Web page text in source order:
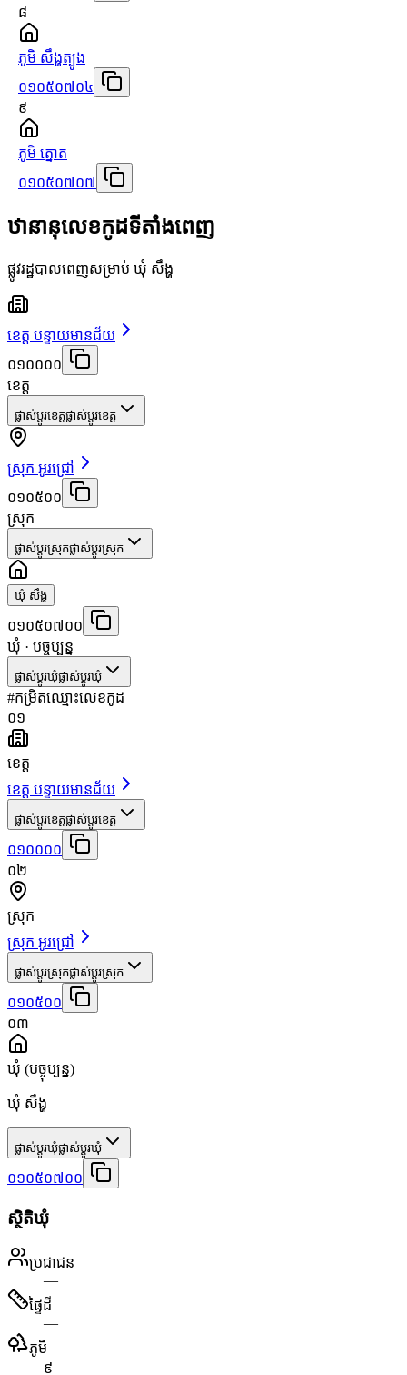
៨
ភូមិ សឹង្ហត្បូង
០១០៥០៧០៤
៩
ភូមិ ត្នោត
០១០៥០៧០៧
ឋានានុលេខកូដទីតាំងពេញ
ផ្លូវរដ្ឋបាលពេញសម្រាប់ ឃុំ សឹង្ហ
ខេត្ត បន្ទាយមានជ័យ
០១០០០០
ខេត្ត
ផ្លាស់ប្តូរខេត្តផ្លាស់ប្តូរខេត្ត
ស្រុក អូរជ្រៅ
០១០៥០០
ស្រុក
ផ្លាស់ប្តូរស្រុកផ្លាស់ប្តូរស្រុក
ឃុំ សឹង្ហ
០១០៥០៧០០
ឃុំ · បច្ចុប្បន្ន
ផ្លាស់ប្តូរឃុំផ្លាស់ប្តូរឃុំ
#កម្រិតឈ្មោះលេខកូដ
០១
ខេត្ត
ខេត្ត បន្ទាយមានជ័យ
ផ្លាស់ប្តូរខេត្តផ្លាស់ប្តូរខេត្ត
០១០០០០
០២
ស្រុក
ស្រុក អូរជ្រៅ
ផ្លាស់ប្តូរស្រុកផ្លាស់ប្តូរស្រុក
០១០៥០០
០៣
ឃុំ (បច្ចុប្បន្ន)
ឃុំ សឹង្ហ
ផ្លាស់ប្តូរឃុំផ្លាស់ប្តូរឃុំ
០១០៥០៧០០
ស្ថិតិឃុំ
ប្រជាជន
—
ផ្ទៃដី
—
ភូមិ
៩